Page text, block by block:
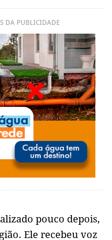
DA PUBLICIDADE
pouco depois,
Ele recebeu voz